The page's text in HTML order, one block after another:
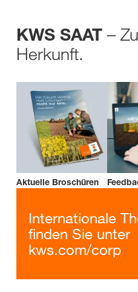
KWS SAAT –
Herkunft.
Aktuelle Broschüren
Internationale
finden Sie unter
kws.com/corp